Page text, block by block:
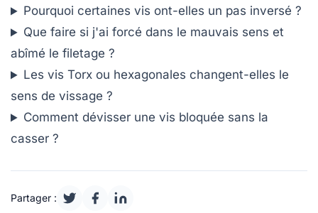
Pourquoi certaines vis ont-elles un pas inversé ?
Que faire si j'ai forcé dans le mauvais sens et
abîmé le filetage ?
Les vis Torx ou hexagonales changent-elles le
sens de vissage ?
Comment dévisser une vis bloquée sans la
casser ?
Partager :